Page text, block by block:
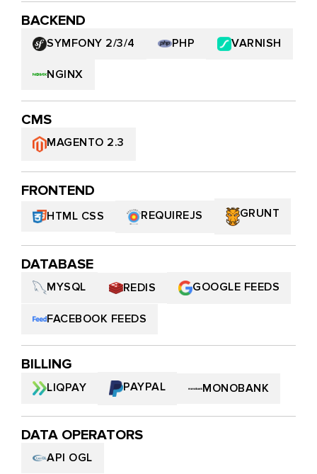
BACKEND
SYMFONY 2/3/4 PHP VARNISH
NGINX
CMS
MAGENTO 2.3
FRONTEND
HTML СSS REQUIREJS GRUNT
DATABASE
MYSQL REDIS GOOGLE FEEDS
FACEBOOK FEEDS
BILLING
LIQPAY PAYPAL MONOBANK
DATA OPERATORS
API OGL